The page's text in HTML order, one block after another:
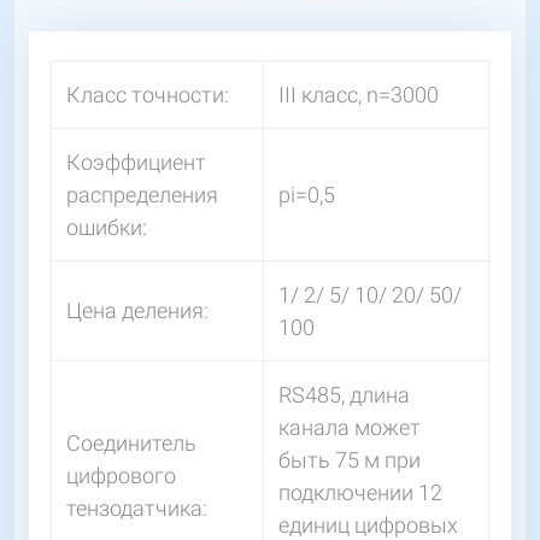
Класс точности: III класс, n=3000
Коэффициент
распределения
ошибки:
pi=0,5
Цена деления:
1/ 2/ 5/ 10/ 20/ 50/
100
Соединитель
цифрового
тензодатчика:
RS485, длина
канала может
быть 75 м при
подключении 12
единиц цифровых